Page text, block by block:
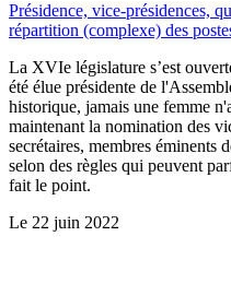
Présidence, vice-présidences,
répartition (complexe) des
La XVIe législature s’est
été élue présidente de
historique, jamais une femme
maintenant la nomination des
secrétaires, membres éminents
selon des règles qui peuvent
fait le point.
Le 22 juin 2022